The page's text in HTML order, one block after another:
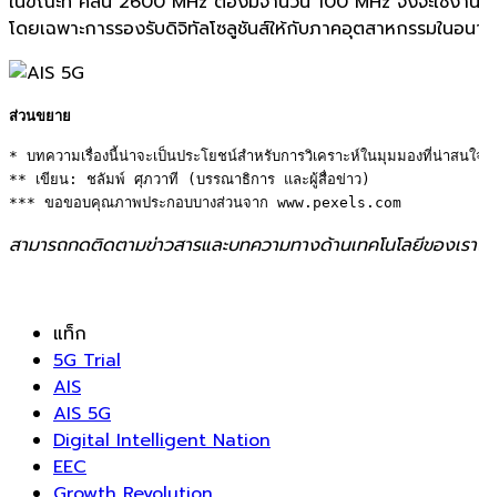
โดยเฉพาะการรองรับดิจิทัลโซลูชันส์ให้กับภาคอุตสาหกรรมในอ
ส่วนขยาย
* บทความเรื่องนี้น่าจะเป็นประโยชน์สำหรับการวิเคราะห์ในมุมมองที่น่าสนใ
** เขียน: ชลัมพ์ ศุภวาที (บรรณาธิการ และผู้สื่อข่าว)
*** ขอขอบคุณภาพประกอบบางส่วนจาก www.pexels.com
สามารถกดติดตามข่าวสารและบทความทางด้านเทคโนโลยีของเร
แท็ก
5G Trial
AIS
AIS 5G
Digital Intelligent Nation
EEC